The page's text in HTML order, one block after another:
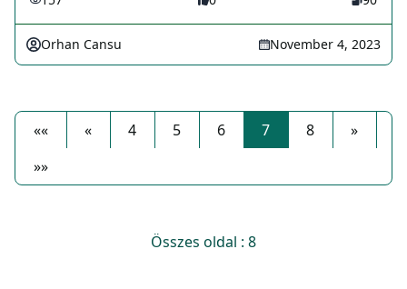
Orhan Cansu November 4, 2023
«« « 4 5 6 7 8
»
»»
Összes oldal : 8